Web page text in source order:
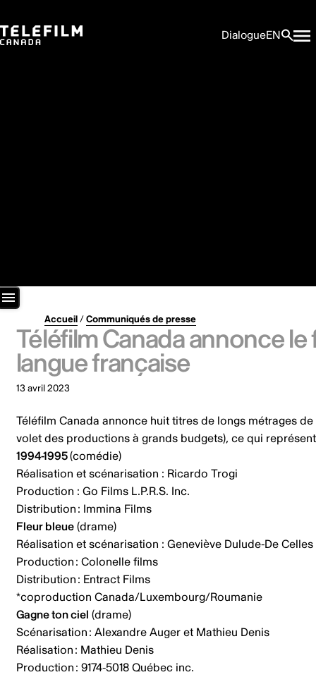
DialogueEN
Accueil/Communiqués de presse
Téléfilm Canada annonce
langue française
13 avril 2023
Téléfilm Canada annonce huit titres de longs métrages
volet des productions à grands budgets), ce qui
1994-1995(comédie)
Réalisation et scénarisation : Ricardo Trogi
Production : Go Films L.P.R.S. Inc.
Distribution : Immina Films
Fleur bleue(drame)
Réalisation et scénarisation : Geneviève Dulude-De Celles
Production : Colonelle films
Distribution : Entract Films
*coproduction Canada/Luxembourg/Roumanie
Gagne ton ciel (drame)
Scénarisation : Alexandre Auger et Mathieu Denis
Réalisation : Mathieu Denis
Production : 9174-5018 Québec inc.